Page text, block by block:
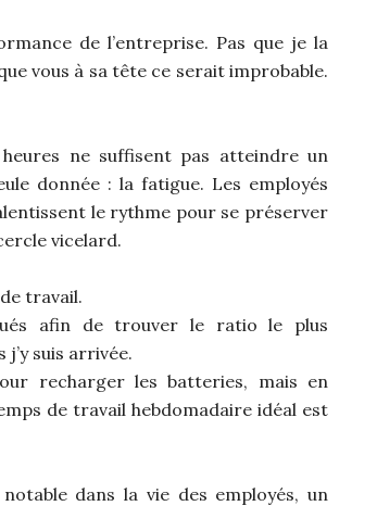
de l’entreprise. Pas que je la
vous à sa tête ce serait improbable.
ne suffisent pas atteindre un
donnée : la fatigue. Les employés
le rythme pour se préserver
vicelard.
travail.
afin de trouver le ratio le plus
suis arrivée.
recharger les batteries, mais en
de travail hebdomadaire idéal est
dans la vie des employés, un